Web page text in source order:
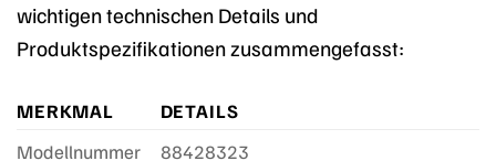
wichtigen technischen Details und
Produktspezifikationen zusammengefasst:
MERKMAL
DETAILS
Modellnummer
88428323